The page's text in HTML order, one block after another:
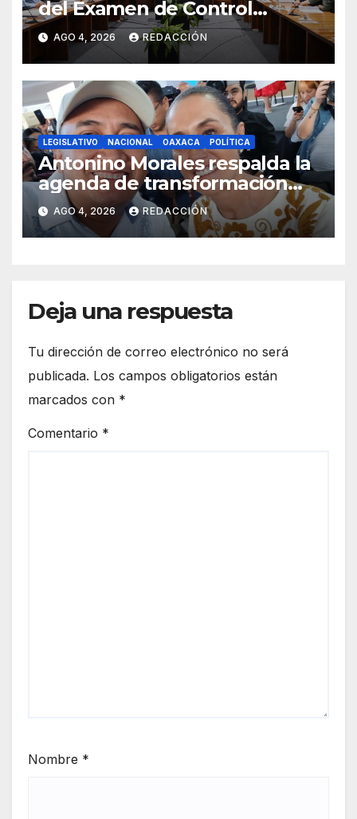
del Examen de Control
Presencial; aplicarán la
evaluación del 12 al 19 de
agosto
AGO 4, 2026 REDACCIÓN
LEGISLATIVO NACIONAL OAXACA POLÍTICA
Antonino Morales respalda la
agenda de transformación
durante gira presidencial por
Oaxaca
AGO 4, 2026 REDACCIÓN
Deja una respuesta
Tu dirección de correo electrónico no será
publicada. Los campos obligatorios están
marcados con *
Comentario *
Nombre *